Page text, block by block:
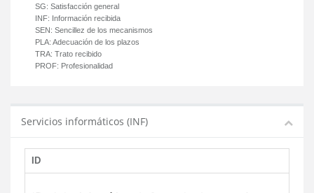
SG: Satisfacción general
INF: Información recibida
SEN: Sencillez de los mecanismos
PLA: Adecuación de los plazos
TRA: Trato recibido
PROF: Profesionalidad
Servicios informáticos (INF)
ID